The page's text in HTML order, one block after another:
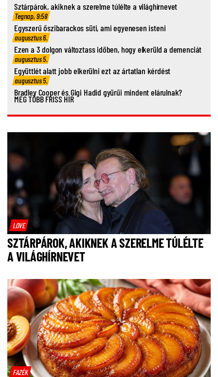
Sztárpárok, akiknek a szerelme túlélte a világhírnevet
Tegnap, 9:58
Egyszerű őszibarackos süti, ami egyenesen isteni
augusztus 6.
Ezen a 3 dolgon változtass időben, hogy elkerüld a demenciát
augusztus 5.
Együttlét alatt jobb elkerülni ezt az ártatlan kérdést
augusztus 5.
Bradley Cooper és Gigi Hadid gyűrűi mindent elárulnak?
MÉG TÖBB FRISS HÍR
LOVE
SZTÁRPÁROK, AKIKNEK A SZERELME TÚLÉLTE
A VILÁGHÍRNEVET
FAZÉK